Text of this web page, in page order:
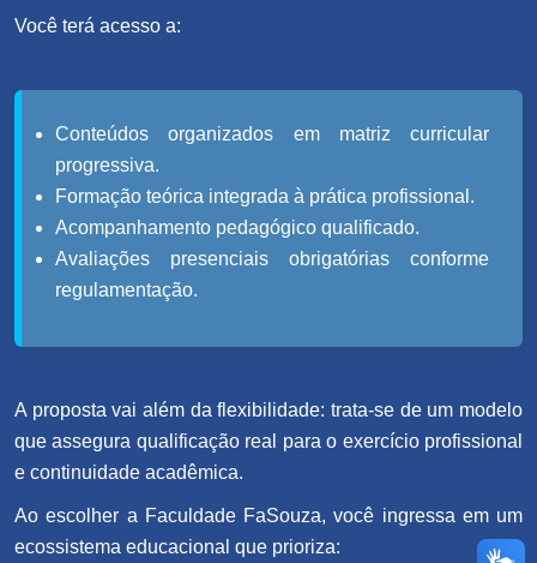
Você terá acesso a:
Conteúdos organizados em matriz curricular
progressiva.
Formação teórica integrada à prática profissional.
Acompanhamento pedagógico qualificado.
Avaliações presenciais obrigatórias conforme
regulamentação.
A proposta vai além da flexibilidade: trata-se de um modelo
que assegura qualificação real para o exercício profissional
e continuidade acadêmica.
Ao escolher a Faculdade FaSouza, você ingressa em um
ecossistema educacional que prioriza: